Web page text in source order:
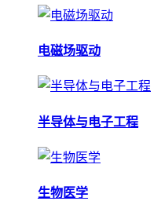
电磁场驱动
半导体与电子工程
生物医学